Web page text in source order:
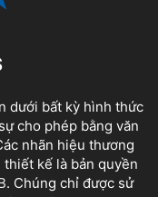
dưới bất kỳ hình thức
cho phép bằng văn
nhãn hiệu thương
kế là bản quyền
. Chúng chỉ được sử